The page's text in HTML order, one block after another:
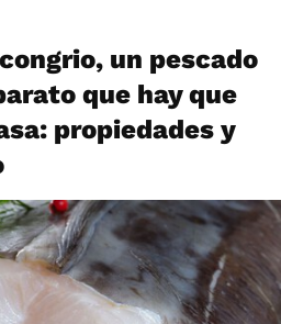
un pescado
que hay que
propiedades y